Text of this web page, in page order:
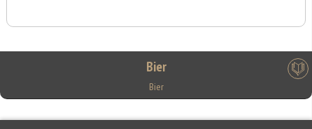
Bier
Bier